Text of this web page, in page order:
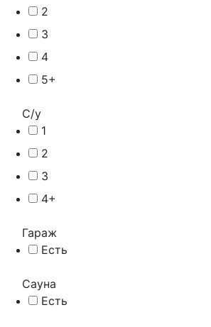
2
3
4
5+
С/у
1
2
3
4+
Гараж
Есть
Сауна
Есть